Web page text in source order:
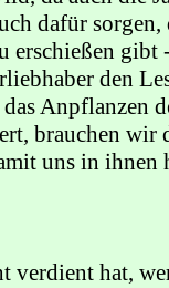
dafür sorgen,
erschießen gibt
den
Anpflanzen
brauchen wir
uns in ihnen
verdient hat,